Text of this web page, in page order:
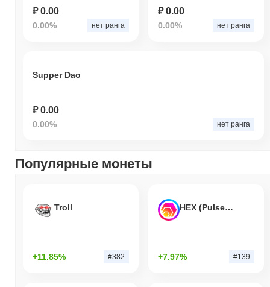
₽ 0.00
0.00% нет ранга
₽ 0.00
0.00% нет ранга
Supper Dao
₽ 0.00
0.00% нет ранга
Популярные монеты
Troll
+11.85% #382
HEX (Pulsechain)
+7.97% #139